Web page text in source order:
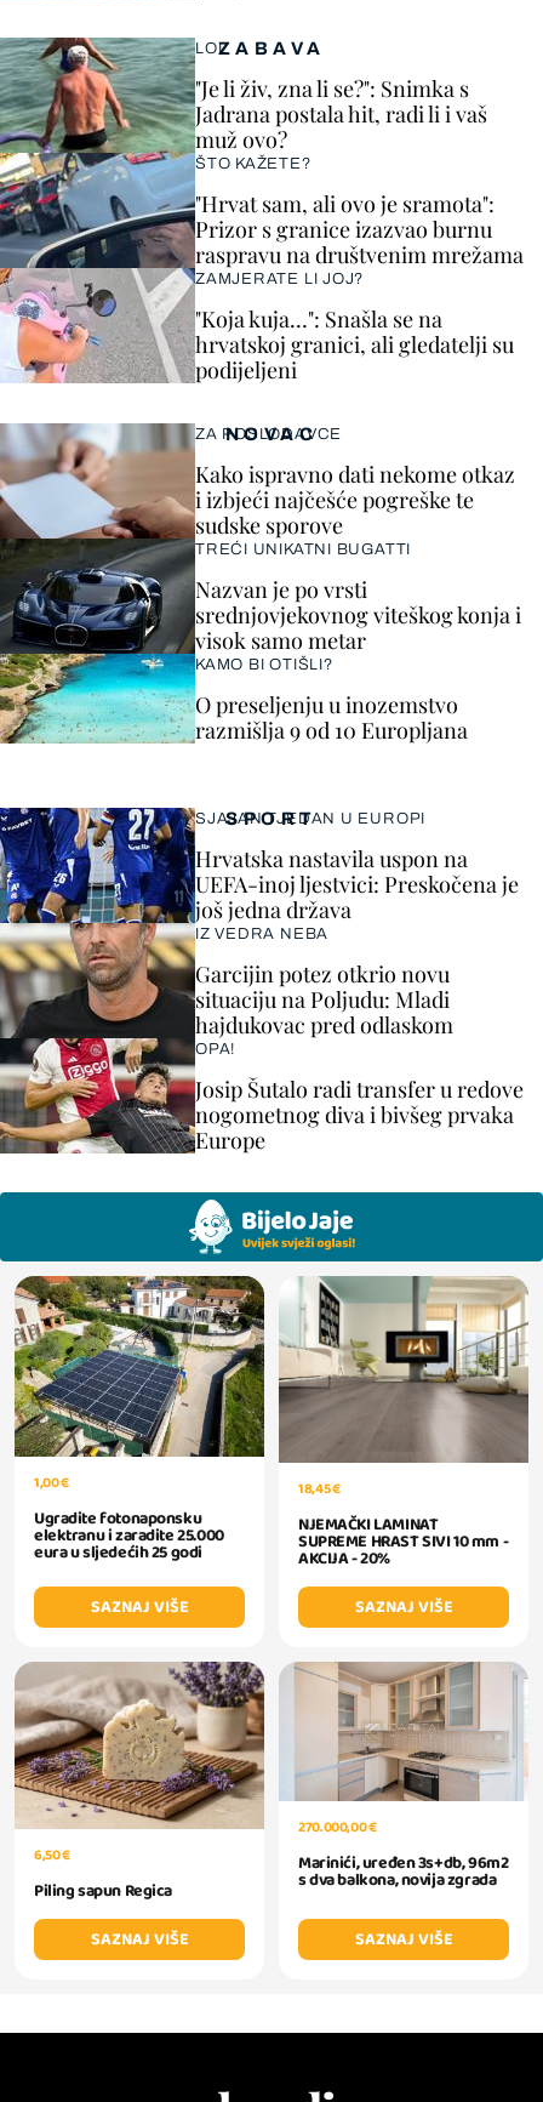
ZABAVA
LOL
"Je li živ, zna li se?": Snimka s
Jadrana postala hit, radi li i vaš
muž ovo?
ŠTO KAŽETE?
"Hrvat sam, ali ovo je sramota":
Prizor s granice izazvao burnu
raspravu na društvenim mrežama
ZAMJERATE LI JOJ?
"Koja kuja…": Snašla se na
hrvatskoj granici, ali gledatelji su
podijeljeni
SPORT
SJAJAN TJEDAN U EUROPI
Hrvatska nastavila uspon na
UEFA-inoj ljestvici: Preskočena je
još jedna država
IZ VEDRA NEBA
Garcijin potez otkrio novu
situaciju na Poljudu: Mladi
hajdukovac pred odlaskom
OPA!
Josip Šutalo radi transfer u redove
nogometnog diva i bivšeg prvaka
Europe
NOVAC
ZA POSLODAVCE
Kako ispravno dati nekome otkaz
i izbjeći najčešće pogreške te
sudske sporove
TREĆI UNIKATNI BUGATTI
Nazvan je po vrsti
srednjovjekovnog viteškog konja i
visok samo metar
KAMO BI OTIŠLI?
O preseljenju u inozemstvo
razmišlja 9 od 10 Europljana
1,00 €
Ugradite fotonaponsku
elektranu i zaradite 25.000
eura u sljedećih 25 godi
SAZNAJ VIŠE
18,45 €
NJEMAČKI LAMINAT
SUPREME HRAST SIVI 10 mm -
AKCIJA - 20%
SAZNAJ VIŠE
6,50 €
Piling sapun Regica
SAZNAJ VIŠE
270.000,00 €
Marinići, uređen 3s+db, 96m2
s dva balkona, novija zgrada
SAZNAJ VIŠE